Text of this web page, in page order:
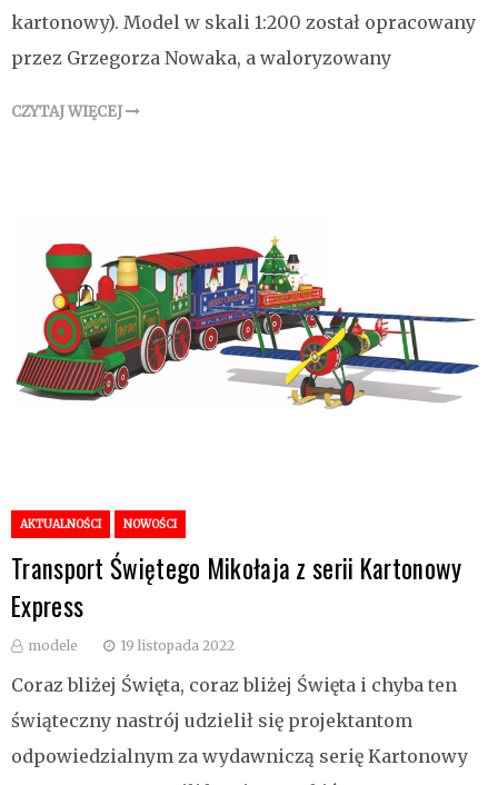
kartonowy). Model w skali 1:200 został opracowany
przez Grzegorza Nowaka, a waloryzowany
CZYTAJ WIĘCEJ
AKTUALNOŚCI NOWOŚCI
Transport Świętego Mikołaja z serii Kartonowy
Express
modele 19 listopada 2022
Coraz bliżej Święta, coraz bliżej Święta i chyba ten
świąteczny nastrój udzielił się projektantom
odpowiedzialnym za wydawniczą serię Kartonowy